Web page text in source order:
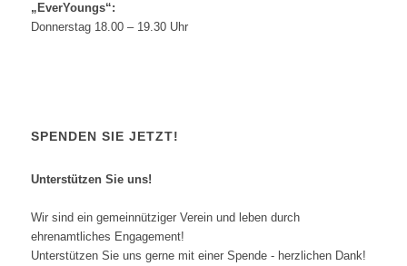
„EverYoungs“:
Donnerstag 18.00 – 19.30 Uhr
SPENDEN SIE JETZT!
Unterstützen Sie uns!
Wir sind ein gemeinnütziger Verein und leben durch
ehrenamtliches Engagement!
Unterstützen Sie uns gerne mit einer Spende - herzlichen Dank!